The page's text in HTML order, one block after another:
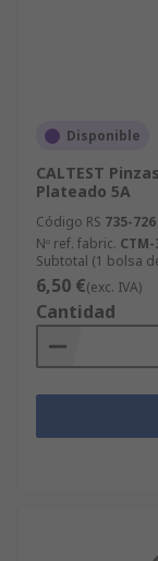
Disponible
CALTEST
Plateado 5A
Código RS 735-726
Nº ref. fabric. CTM-
Subtotal (1 bolsa
6,50 €(exc. IVA)
Cantidad